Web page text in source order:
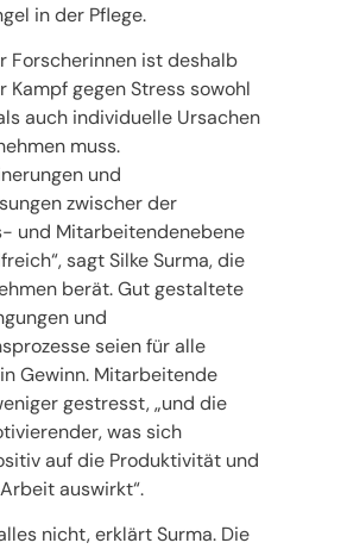
in der Pflege.
Forscherinnen ist deshalb
Kampf gegen Stress sowohl
auch individuelle Ursachen
muss.
und
zwischer der
und Mitarbeitendenebene
sagt Silke Surma, die
berät. Gut gestaltete
und
seien für alle
Gewinn. Mitarbeitende
gestresst, „und die
was sich
auf die Produktivität und
auswirkt“.
nicht, erklärt Surma. Die